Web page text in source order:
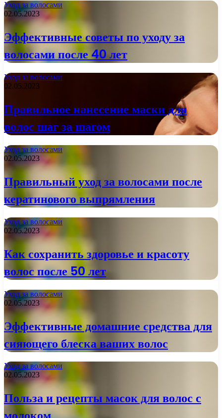
Уход за волосами
02.05.2023
Эффективные советы по уходу за
волосами после 40 лет
Уход за волосами
02.05.2023
Правильное нанесение маски для
волос шаг за шагом
Уход за волосами
02.05.2023
Правильный уход за волосами после
кератинового выпрямления
Уход за волосами
02.05.2023
Как сохранить здоровье и красоту
волос после 50 лет
Уход за волосами
02.05.2023
Эффективные домашние средства для
сияющего блеска ваших волос
Уход за волосами
02.05.2023
Польза и рецепты масок для волос с